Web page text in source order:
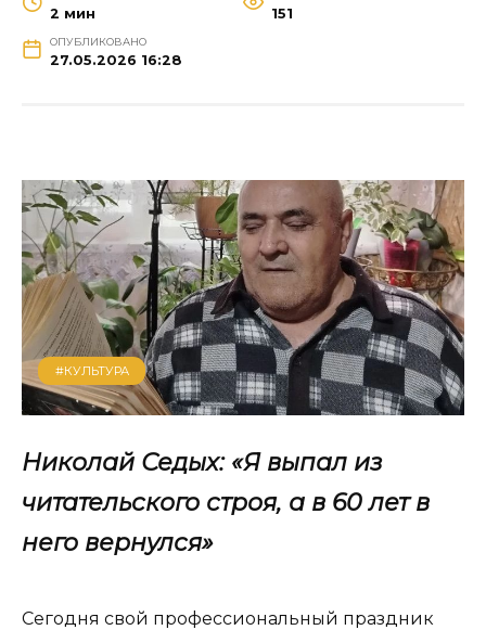
2 мин 151
ОПУБЛИКОВАНО
27.05.2026 16:28
#КУЛЬТУРА
Николай Седых: «Я выпал из
читательского строя, а в 60 лет в
него вернулся»
Сегодня свой профессиональный праздник